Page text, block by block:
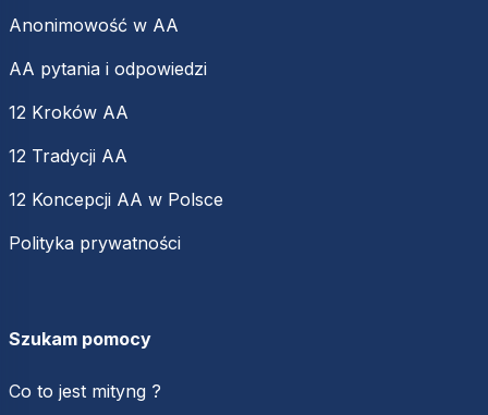
Anonimowość w AA
AA pytania i odpowiedzi
12 Kroków AA
12 Tradycji AA
12 Koncepcji AA w Polsce
Polityka prywatności
Szukam pomocy
Co to jest mityng ?